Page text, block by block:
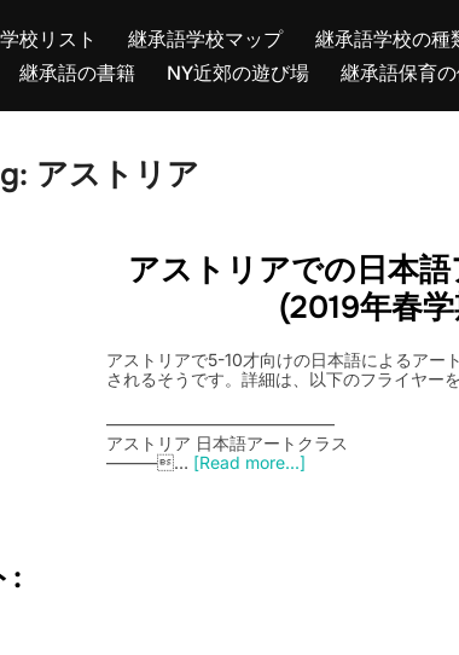
校リスト 継承語学校マップ 継承語学校の種
継承語の書籍
NY近郊の遊び場 継承語保育
アストリア
:
アストリアでの日本
(2019年春
アストリアで5-10才向けの日本語によるアー
されるそうです。詳細は、以下のフライヤー
—————————————–
アストリア 日本語アートクラス
———… [Read more...]